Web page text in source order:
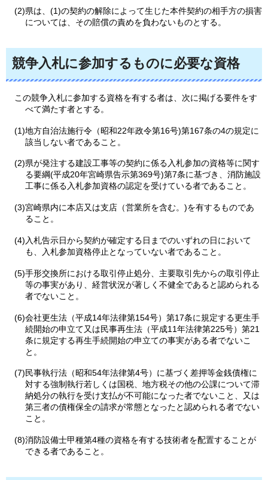
(2)県は、(1)の契約の解除によって生じた本件契約の相手方の損害
については、その賠償の責めを負わないものとする。
競争入札に参加するものに必要な資格
この競争入札に参加する資格を有する者は、次に掲げる要件をす
べて満たす者とする。
(1)地方自治法施行令（昭和22年政令第16号)第167条の4の規定に
該当しない者であること。
(2)県が発注する建設工事等の契約に係る入札参加の資格等に関す
る要綱(平成20年宮崎県告示第369号)第7条に基づき、消防施設
工事に係る入札参加資格の認定を受けている者であること。
(3)宮崎県内に本店又は支店（営業所を含む。)を有するものであ
ること。
(4)入札告示日から契約が確定する日までのいずれの日において
も、入札参加資格停止となっていない者であること。
(5)手形交換所における取引停止処分、主要取引先からの取引停止
等の事実があり、経営状況が著しく不健全であると認められる
者でないこと。
(6)会社更生法（平成14年法律第154号）第17条に規定する更生手
続開始の申立て又は民事再生法（平成11年法律第225号）第21
条に規定する再生手続開始の申立ての事実がある者でないこ
と。
(7)民事執行法（昭和54年法律第4号）に基づく差押等金銭債権に
対する強制執行若しくは国税、地方税その他の公課について滞
納処分の執行を受け支払が不可能になった者でないこと、又は
第三者の債権保全の請求が常態となったと認められる者でない
こと。
(8)消防設備士甲種第4種の資格を有する技術者を配置することが
できる者であること。